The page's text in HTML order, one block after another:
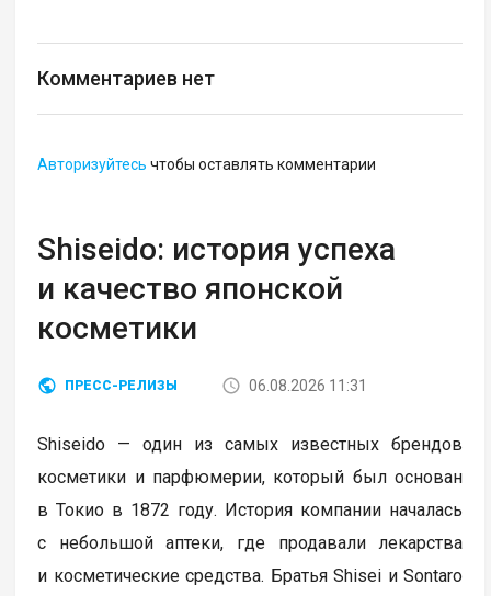
Комментариев нет
Авторизуйтесь чтобы оставлять комментарии
Shiseido: история успеха
и качество японской
косметики
ПРЕСС-РЕЛИЗЫ 06.08.2026 11:31
Shiseido — один из самых известных брендов
косметики и парфюмерии, который был основан
в Токио в 1872 году. История компании началась
с небольшой аптеки, где продавали лекарства
и косметические средства. Братья Shisei и Sontaro